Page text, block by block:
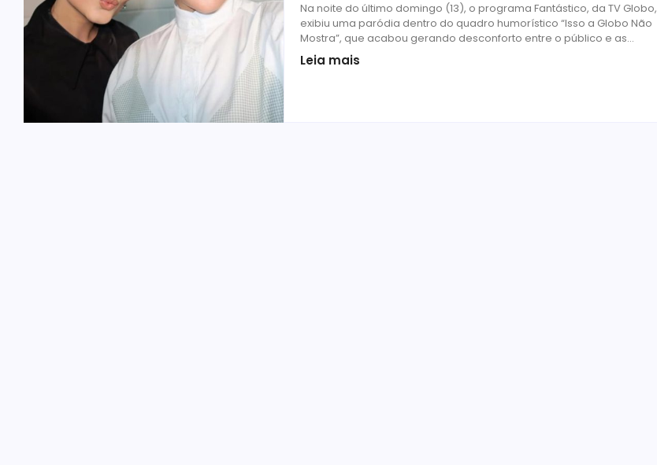
Na noite do último domingo (13), o programa Fantástico, da TV Globo,
exibiu uma paródia dentro do quadro humorístico “Isso a Globo Não
Mostra”, que acabou gerando desconforto entre o público e as...
Leia mais